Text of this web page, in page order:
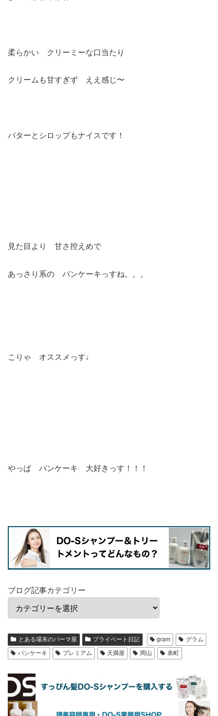
柔らかい クリーミーな口当たり
クリームも甘すぎず ええ感じ〜
バターとシロップもナイスです！
見た目より 甘さ控えめで
あっさり系の パンケーキっすね。。。
こりゃ オススメっす♩
やっぱ パンケーキ 大好きっす！！！
ブログ記事カテゴリー
とある場末のパーマ屋 プライベート日記 gram
グラム
パンケーキ
プレミアム 天満屋 岡山 表町